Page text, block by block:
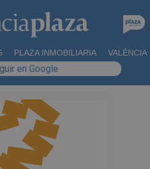
PLAZA INMOBILIARIA VALÈNCIA
en Google